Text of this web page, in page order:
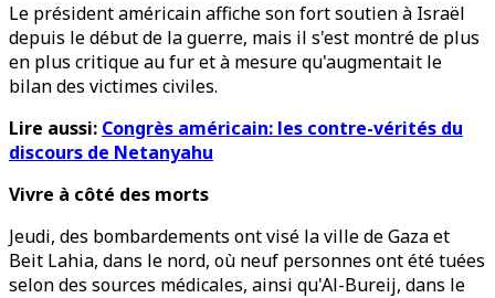
Le président américain affiche son fort soutien à Israël
depuis le début de la guerre, mais il s'est montré de plus
en plus critique au fur et à mesure qu'augmentait le
bilan des victimes civiles.
Lire aussi: Congrès américain: les contre-vérités du
discours de Netanyahu
Vivre à côté des morts
Jeudi, des bombardements ont visé la ville de Gaza et
Beit Lahia, dans le nord, où neuf personnes ont été tuées
selon des sources médicales, ainsi qu'Al-Bureij, dans le